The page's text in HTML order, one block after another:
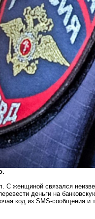
С женщиной связался
деньги на
код из SMS-сообщения и